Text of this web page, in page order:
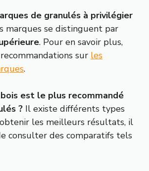
de granulés à privilégier
marques se distinguent par
. Pour en savoir plus,
sur les
.
est le plus recommandé
? Il existe différents types
les meilleurs résultats, il
consulter des comparatifs tels